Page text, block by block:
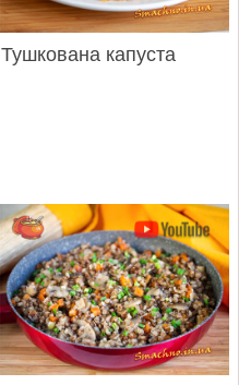
Тушкована капуста